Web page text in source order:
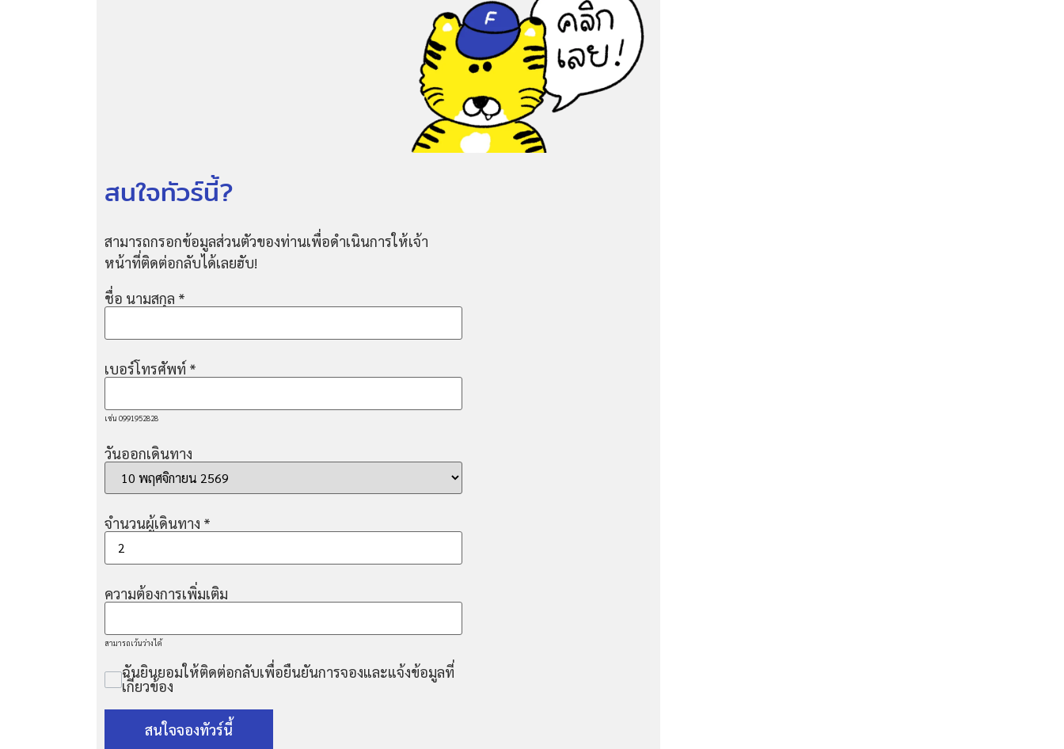
สนใจทัวร์นี้?
สามารถกรอกข้อมูลส่วนตัวของท่านเพื่อดำเนินการให้เจ้า
หน้าที่ติดต่อกลับได้เลยฮับ!
ชื่อ นามสกุล *
เบอร์โทรศัพท์ *
เช่น 0991952828
วันออกเดินทาง
จำนวนผู้เดินทาง *
ความต้องการเพิ่มเติม
สามารถเว้นว่างได้
ฉันยินยอมให้ติดต่อกลับเพื่อยืนยันการจองและแจ้งข้อมูลที่
เกี่ยวข้อง
สนใจจองทัวร์นี้